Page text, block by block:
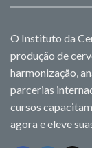
O Instituto da
produção de
harmonização,
parcerias
cursos
agora e eleve